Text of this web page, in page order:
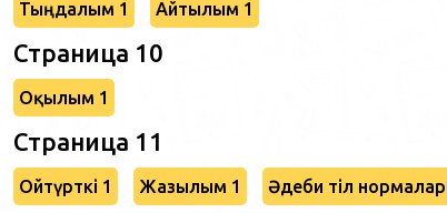
Тыңдалым 1 Айтылым 1
Страница 10
Оқылым 1
Страница 11
Ойтүрткі 1 Жазылым 1 Әдеби тіл